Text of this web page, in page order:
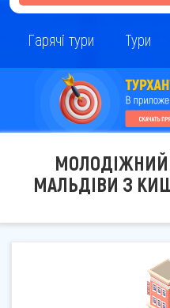
Гарячі тури Тури
МОЛОДІЖНИЙ
МАЛЬДІВИ З